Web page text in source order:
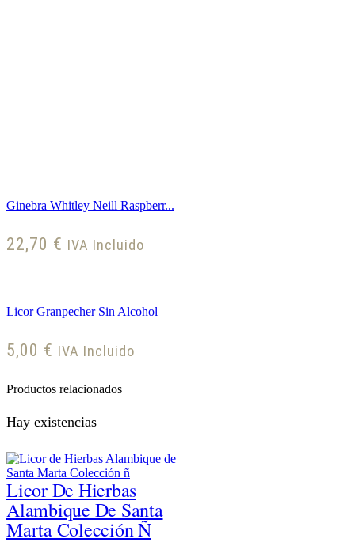
Ginebra Whitley Neill Raspberr...
22,70 € IVA Incluido
Licor Granpecher Sin Alcohol
5,00 € IVA Incluido
Productos relacionados
Hay existencias
Licor De Hierbas
Alambique De Santa
Marta Colección Ñ